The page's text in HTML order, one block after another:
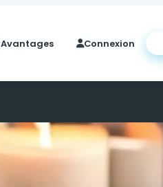
Avantages Connexion